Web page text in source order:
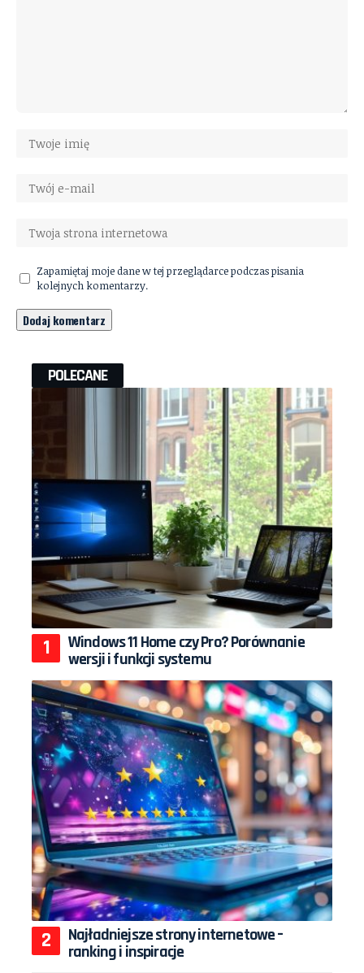
Zapamiętaj moje dane w tej przeglądarce podczas pisania
kolejnych komentarzy.
POLECANE
Windows 11 Home czy Pro? Porównanie
wersji i funkcji systemu
Najładniejsze strony internetowe –
ranking i inspiracje